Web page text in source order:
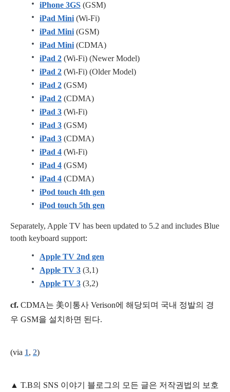
iPhone 3GS (GSM)
iPad Mini (Wi-Fi)
iPad Mini (GSM)
iPad Mini (CDMA)
iPad 2 (Wi-Fi) (Newer Model)
iPad 2 (Wi-Fi) (Older Model)
iPad 2 (GSM)
iPad 2 (CDMA)
iPad 3 (Wi-Fi)
iPad 3 (GSM)
iPad 3 (CDMA)
iPad 4 (Wi-Fi)
iPad 4 (GSM)
iPad 4 (CDMA)
iPod touch 4th gen
iPod touch 5th gen
Separately, Apple TV has been updated to 5.2 and includes Blue
tooth keyboard support:
Apple TV 2nd gen
Apple TV 3 (3,1)
Apple TV 3 (3,2)
cf. CDMA는 美이통사 Verison에 해당되며 국내 정발의 경
우 GSM을 설치하면 된다.
(via 1, 2)
▲ T.B의 SNS 이야기 블 로그의 모든 글은 저작권법의 보호